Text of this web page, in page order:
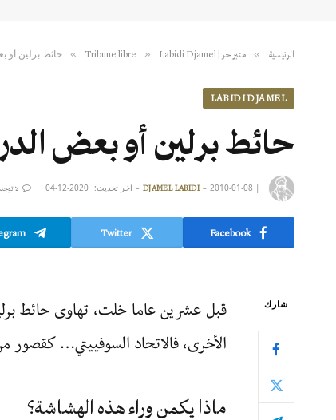
الرئيسية » منبر حر | Tribune libre » Labidi Djamel
» حائط برلين أو
LABIDI DJAMEL
حائط برلين أو بعض
|
DJAMEL LABIDI 2010-01-08 آخر تحديث: 2020-12-04 لا
Facebook
Twitter
شارك
قبل عشرين عاما خلت، تهاوى حائط
الأخرى، فالاتحاد السوفييتي…
ماذا يكمن وراء هذه الهشاشة؟